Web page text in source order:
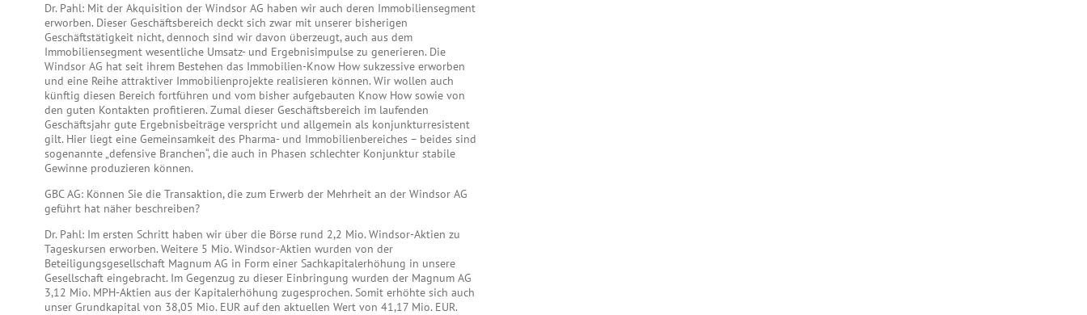
Dr. Pahl: Mit der Akquisition der Windsor AG haben wir auch deren Immobiliensegment
erworben. Dieser Geschäftsbereich deckt sich zwar mit unserer bisherigen
Geschäftstätigkeit nicht, dennoch sind wir davon überzeugt, auch aus dem
Immobiliensegment wesentliche Umsatz- und Ergebnisimpulse zu generieren. Die
Windsor AG hat seit ihrem Bestehen das Immobilien-Know How sukzessive erworben
und eine Reihe attraktiver Immobilienprojekte realisieren können. Wir wollen auch
künftig diesen Bereich fortführen und vom bisher aufgebauten Know How sowie von
den guten Kontakten profitieren. Zumal dieser Geschäftsbereich im laufenden
Geschäftsjahr gute Ergebnisbeiträge verspricht und allgemein als konjunkturresistent
gilt. Hier liegt eine Gemeinsamkeit des Pharma- und Immobilienbereiches – beides sind
sogenannte „defensive Branchen“, die auch in Phasen schlechter Konjunktur stabile
Gewinne produzieren können.
GBC AG: Können Sie die Transaktion, die zum Erwerb der Mehrheit an der Windsor AG
geführt hat näher beschreiben?
Dr. Pahl: Im ersten Schritt haben wir über die Börse rund 2,2 Mio. Windsor-Aktien zu
Tageskursen erworben. Weitere 5 Mio. Windsor-Aktien wurden von der
Beteiligungsgesellschaft Magnum AG in Form einer Sachkapitalerhöhung in unsere
Gesellschaft eingebracht. Im Gegenzug zu dieser Einbringung wurden der Magnum AG
3,12 Mio. MPH-Aktien aus der Kapitalerhöhung zugesprochen. Somit erhöhte sich auch
unser Grundkapital von 38,05 Mio. EUR auf den aktuellen Wert von 41,17 Mio. EUR.